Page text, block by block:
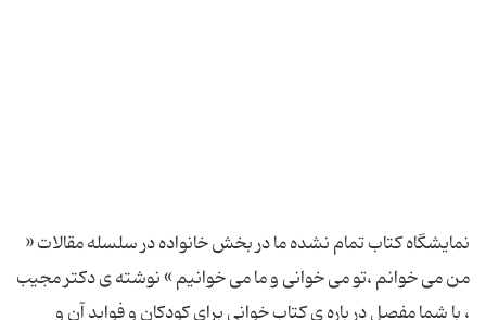
نمایشگاه کتاب تمام نشده ما در بخش خانواده در سلسله مقالات «
من می خوانم ،تو می خوانی و ما می خوانیم » نوشته ی دکتر مجیب
، با شما مفصل در باره ی کتاب خوانی برای کودکان و فواید آن و